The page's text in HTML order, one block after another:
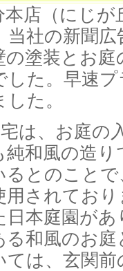
店（にじが
当社の新聞
の塗装とお
した。早速
た。
は、お庭の
純和風の造
るとのこと
用されてお
日本庭園が
る和風のお
は、玄関前